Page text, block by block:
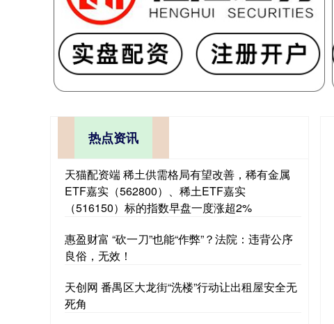
热点资讯
天猫配资端 稀土供需格局有望改善，稀有金属
ETF嘉实（562800）、稀土ETF嘉实
（516150）标的指数早盘一度涨超2%
惠盈财富 “砍一刀”也能“作弊”？法院：违背公序
良俗，无效！
天创网 番禺区大龙街“洗楼”行动让出租屋安全无
死角